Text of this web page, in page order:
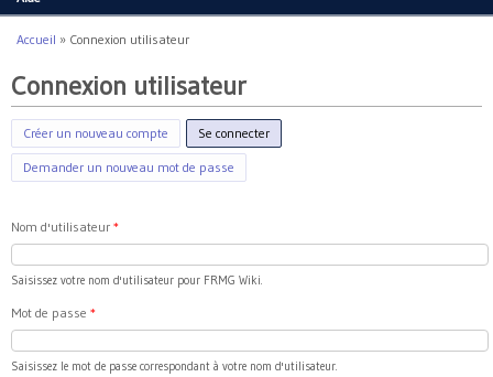
Vous êtes ici
Accueil » Connexion utilisateur
Connexion utilisateur
Créer un nouveau compte Se connecter
Demander un nouveau mot de passe
Nom d'utilisateur *
Saisissez votre nom d'utilisateur pour FRMG Wiki.
Mot de passe *
Saisissez le mot de passe correspondant à votre nom d'utilisateur.